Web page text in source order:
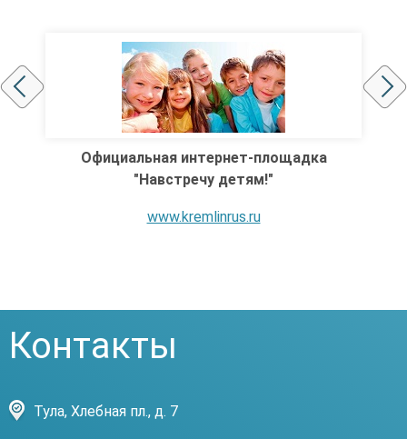
Официальная интернет-площадка
"Навстречу детям!"
www.kremlinrus.ru
Контакты
Тула, Хлебная пл., д. 7